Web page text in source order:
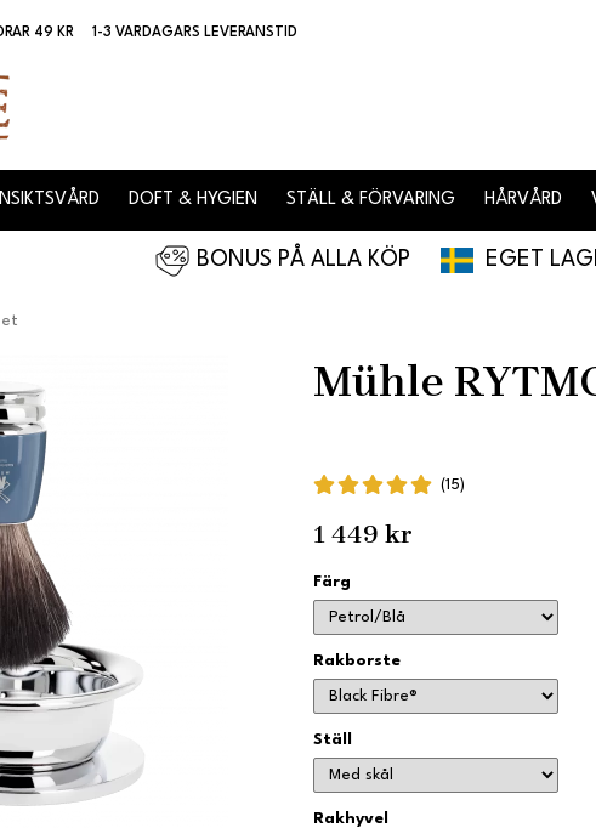
49 KR 1-3 VARDAGARS LEVERANSTID
DOFT & HYGIEN STÄLL & FÖRVARING HÅRVÅRD
BONUS PÅ ALLA KÖP EGET
Mühle
(15)
1 449 kr
Färg
Rakborste
Ställ
Rakhyvel